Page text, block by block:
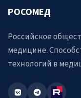
РОСОМЕД
Российское
медицине.
технологий в